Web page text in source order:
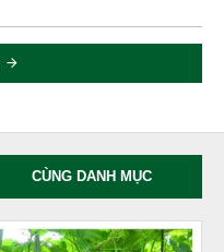
CÙNG DANH MỤC